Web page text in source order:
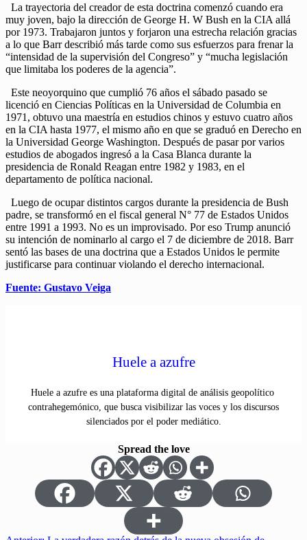
La trayectoria del creador de esta doctrina comenzó cuando era
muy joven, bajo la dirección de George H. W Bush en la CIA allá
por 1973. Trabajaron juntos y forjaron una estrecha relación gracias
a lo que Barr describió más tarde como sus esfuerzos para frenar la
“intensidad de la supervisión del Congreso” y “mucha legislación
que limitaba los poderes de la agencia”.
Este neoyorquino que cumplió 76 años el sábado pasado se
licenció en Ciencias Políticas en la Universidad de Columbia en
1971, obtuvo una maestría en estudios chinos y estuvo cuatro años
en la CIA hasta 1977, el mismo año en que se graduó en Derecho en
la Universidad George Washington. Después de pasar por varios
estudios de abogados ingresó a la Casa Blanca durante la
presidencia de Ronald Reagan entre 1982 y 1983, en el
departamento de política nacional.
Luego de ocupar distintos cargos durante la presidencia de Bush
padre, se transformó en el fiscal general N° 77 de Estados Unidos
entre 1991 a 1993. No es un improvisado. Por eso Trump anunció
su intención de nominarlo al cargo el 7 de diciembre de 2018. Barr
sentó las bases de una doctrina que a Estados Unidos le permite
justificarse para continuar violando el derecho internacional.
Fuente: Gustavo Veiga
Huele a azufre
Huele a azufre es una plataforma digital de análisis geopolítico
contrahegemónico, que busca visibilizar las voces y los discursos
silenciados por el poder mediático.
Spread the love